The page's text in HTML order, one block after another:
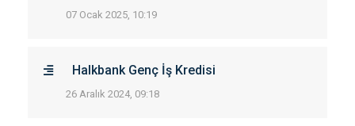
07 Ocak 2025, 10:19
Halkbank Genç İş Kredisi
26 Aralık 2024, 09:18